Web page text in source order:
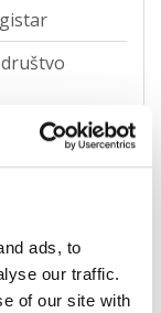
ads, to
our traffic.
of our site with